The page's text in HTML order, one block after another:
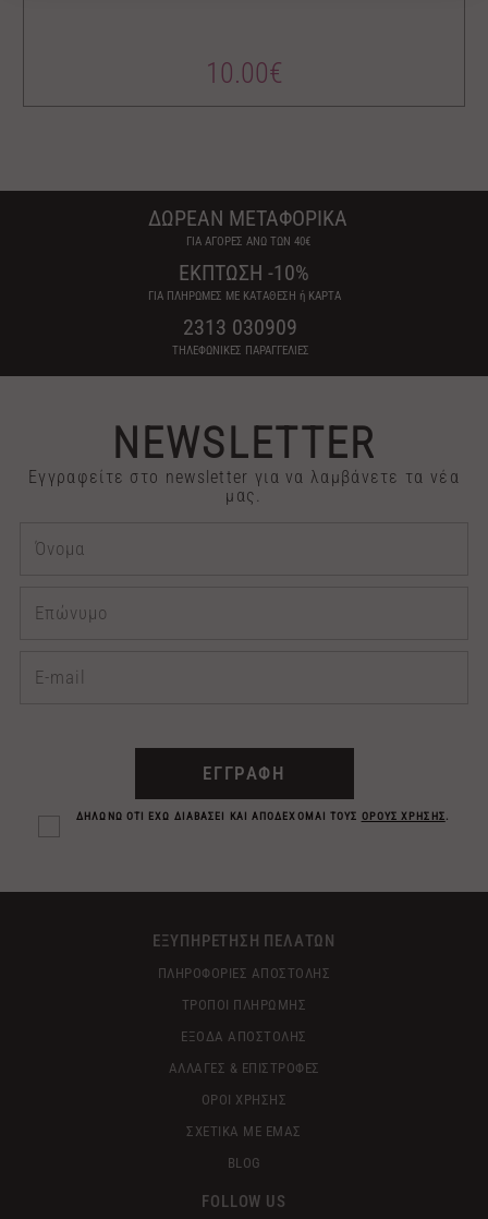
10.00€
ΔΩΡΕΑΝ ΜΕΤΑΦΟΡΙΚΑ
ΓΙΑ ΑΓΟΡΕΣ ΑΝΩ ΤΩΝ 40€
ΕΚΠΤΩΣΗ -10%
ΓΙΑ ΠΛΗΡΩΜΕΣ ΜΕ ΚΑΤΑΘΕΣΗ ή ΚΑΡΤΑ
2313 030909
ΤΗΛΕΦΩΝΙΚΕΣ ΠΑΡΑΓΓΕΛΙΕΣ
NEWSLETTER
Εγγραφείτε στο newsletter για να λαμβάνετε τα νέα
μας.
ΕΓΓΡΑΦΗ
ΔΗΛΩΝΩ ΟΤΙ ΕΧΩ ΔΙΑΒΑΣΕΙ ΚΑΙ ΑΠΟΔΕΧΟΜΑΙ ΤΟΥΣ ΟΡΟΥΣ ΧΡΗΣΗΣ.
ΕΞΥΠΗΡΕΤΗΣΗ ΠΕΛΑΤΩΝ
ΠΛΗΡΟΦΟΡΙΕΣ ΑΠΟΣΤΟΛΗΣ
ΤΡΟΠΟΙ ΠΛΗΡΩΜΗΣ
ΕΞΟΔΑ ΑΠΟΣΤΟΛΗΣ
ΑΛΛΑΓΕΣ & ΕΠΙΣΤΡΟΦΕΣ
ΟΡΟΙ ΧΡΗΣΗΣ
ΣΧΕΤΙΚΑ ΜΕ ΕΜΑΣ
BLOG
FOLLOW US